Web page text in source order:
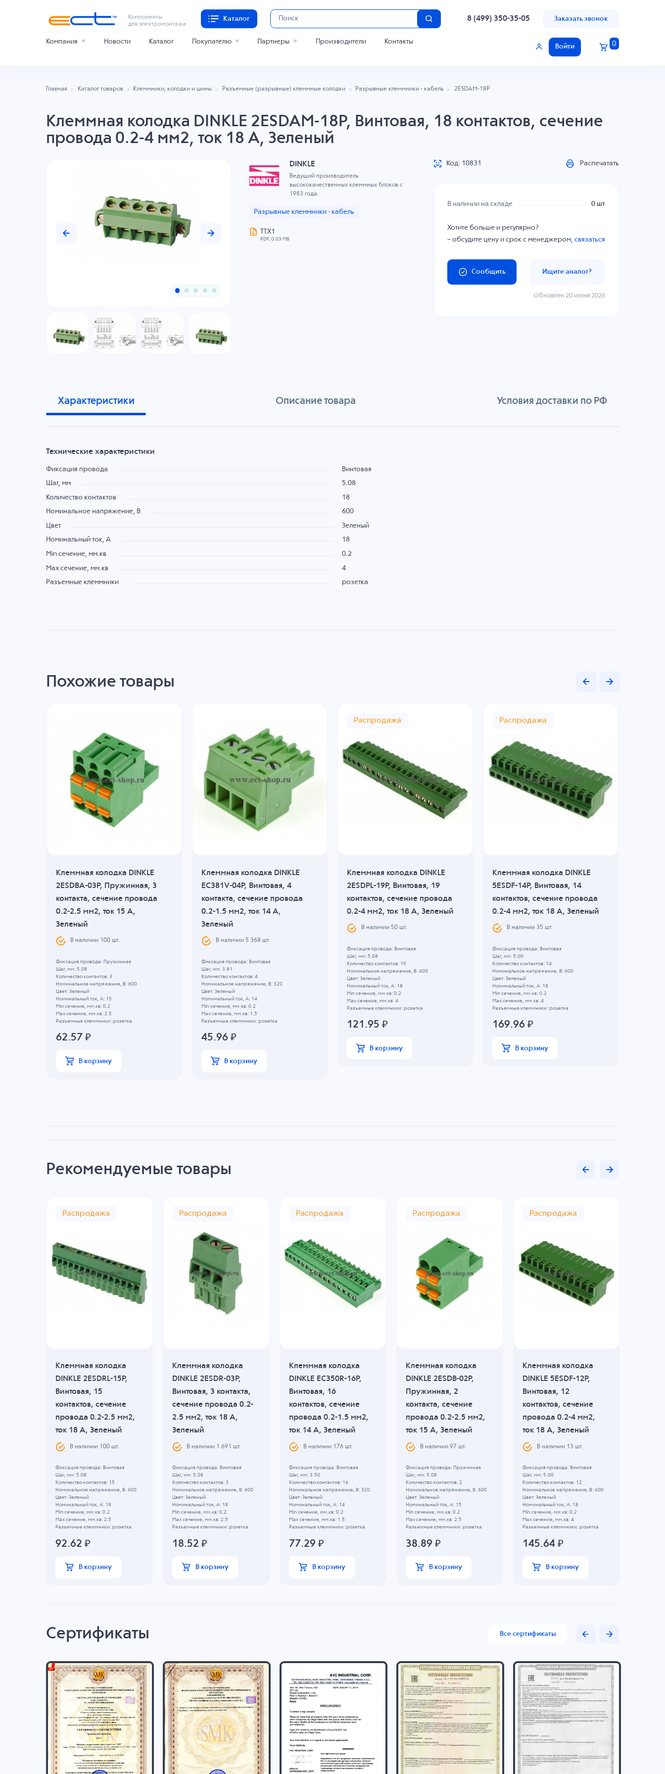
Компоненты
для электромонтажа
Каталог 8 (499) 350-35-05 Заказать звонок
Компания Новости Каталог Покупателю Партнеры Производители Контакты
Войти 0
Главная Каталог товаров Клеммники, колодки и шины Разъемные (разрывные) клеммные колодки Разрывные клеммники - кабель 2ESDAM-18P
Клеммная колодка DINKLE 2ESDAM-18P, Винтовая, 18 контактов, сечение
провода 0.2-4 мм2, ток 18 A, Зеленый
DINKLE
Ведущий производитель
высококачественных клеммных блоков с
1983 года.
Разрывные клеммники - кабель
ТТХ1
PDF, 0.03 MB
Код: 10831 Распечатать
В наличии на складе 0 шт
Хотите больше и регулярно?
– обсудите цену и срок с менеджером,связаться
Сообщить Ищите аналог?
Обновлен 20 июня 2026
Характеристики Описание товара Условия доставки по РФ
Технические характеристики
Фиксация провода Винтовая
Шаг, мм 5.08
Количество контактов 18
Номинальное напряжение, B 600
Цвет Зеленый
Номинальный ток, А 18
Min сечение, мм.кв 0.2
Max сечение, мм.кв 4
Разъемные клеммники розетка
Похожие товары
Клеммная колодка DINKLE
2ESDBA-03P, Пружинная, 3
контакта, сечение провода
0.2-2.5 мм2, ток 15 A,
Зеленый
В наличии 100шт.
Фиксация провода: Пружинная
Шаг, мм: 5.08
Количество контактов: 3
Номинальное напряжение, B: 600
Цвет: Зеленый
Номинальный ток, А: 15
Min сечение, мм.кв: 0.2
Max сечение, мм.кв: 2.5
Разъемные клеммники: розетка
62.57 ₽
В корзину
Клеммная колодка DINKLE
EC381V-04P, Винтовая, 4
контакта, сечение провода
0.2-1.5 мм2, ток 14 A,
Зеленый
В наличии 5 368 шт.
Фиксация провода: Винтовая
Шаг, мм: 3.81
Количество контактов: 4
Номинальное напряжение, B: 320
Цвет: Зеленый
Номинальный ток, А: 14
Min сечение, мм.кв: 0.2
Max сечение, мм.кв: 1.5
Разъемные клеммники: розетка
45.96 ₽
В корзину
Распродажа
Клеммная колодка DINKLE
2ESDPL-19P, Винтовая, 19
контактов, сечение провода
0.2-4 мм2, ток 18 A, Зеленый
В наличии 50шт.
Фиксация провода: Винтовая
Шаг, мм: 5.08
Количество контактов: 19
Номинальное напряжение, B: 600
Цвет: Зеленый
Номинальный ток, А: 18
Min сечение, мм.кв: 0.2
Max сечение, мм.кв: 4
Разъемные клеммники: розетка
121.95 ₽
В корзину
Распродажа
Клеммная колодка DINKLE
5ESDF-14P, Винтовая, 14
контактов, сечение провода
0.2-4 мм2, ток 18 A, Зеленый
В наличии 35 шт.
Фиксация провода: Винтовая
Шаг, мм: 5.00
Количество контактов: 14
Номинальное напряжение, B: 600
Цвет: Зеленый
Номинальный ток, А: 18
Min сечение, мм.кв: 0.2
Max сечение, мм.кв: 4
Разъемные клеммники: розетка
169.96 ₽
В корзину
Рекомендуемые товары
Распродажа
Клеммная колодка
DINKLE 2ESDRL-15P,
Винтовая, 15
контактов, сечение
провода 0.2-2.5 мм2,
ток 18 A, Зеленый
В наличии 100 шт.
Фиксация провода: Винтовая
Шаг, мм: 5.08
Количество контактов: 15
Номинальное напряжение, B: 600
Цвет: Зеленый
Номинальный ток, А: 18
Min сечение, мм.кв: 0.2
Max сечение, мм.кв: 2.5
Разъемные клеммники: розетка
92.62 ₽
В корзину
Распродажа
Клеммная колодка
DINKLE 2ESDR-03P,
Винтовая, 3 контакта,
сечение провода 0.2-
2.5 мм2, ток 18 A,
Зеленый
В наличии 1 691 шт.
Фиксация провода: Винтовая
Шаг, мм: 5.08
Количество контактов: 3
Номинальное напряжение, B: 600
Цвет: Зеленый
Номинальный ток, А: 18
Min сечение, мм.кв: 0.2
Max сечение, мм.кв: 2.5
Разъемные клеммники: розетка
18.52 ₽
В корзину
Распродажа
Клеммная колодка
DINKLE EC350R-16P,
Винтовая, 16
контактов, сечение
провода 0.2-1.5 мм2,
ток 14 A, Зеленый
В наличии 176 шт.
Фиксация провода: Винтовая
Шаг, мм: 3.50
Количество контактов: 16
Номинальное напряжение, B: 320
Цвет: Зеленый
Номинальный ток, А: 14
Min сечение, мм.кв: 0.2
Max сечение, мм.кв: 1.5
Разъемные клеммники: розетка
77.29 ₽
В корзину
Распродажа
Клеммная колодка
DINKLE 2ESDB-02P,
Пружинная, 2
контакта, сечение
провода 0.2-2.5 мм2,
ток 15 A, Зеленый
В наличии97 шт.
Фиксация провода: Пружинная
Шаг, мм: 5.08
Количество контактов: 2
Номинальное напряжение, B: 600
Цвет: Зеленый
Номинальный ток, А: 15
Min сечение, мм.кв: 0.2
Max сечение, мм.кв: 2.5
Разъемные клеммники: розетка
38.89 ₽
В корзину
Распродажа
Клеммная колодка
DINKLE 5ESDF-12P,
Винтовая, 12
контактов, сечение
провода 0.2-4 мм2,
ток 18 A, Зеленый
В наличии 13 шт.
Фиксация провода: Винтовая
Шаг, мм: 5.00
Количество контактов: 12
Номинальное напряжение, B: 600
Цвет: Зеленый
Номинальный ток, А: 18
Min сечение, мм.кв: 0.2
Max сечение, мм.кв: 4
Разъемные клеммники: розетка
145.64₽
В корзину
Сертификаты Все сертификаты